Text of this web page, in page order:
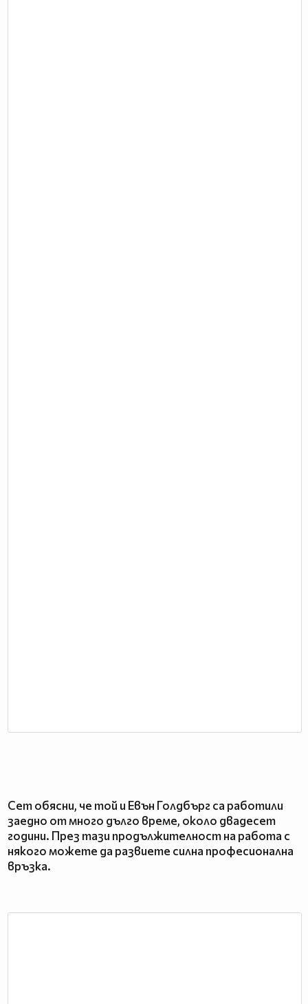
Сет обясни, че той и Евън Голдбърг са работили
заедно от много дълго време, около двадесет
години. През тази продължителност на работа с
някого можете да развиете силна професионална
връзка.